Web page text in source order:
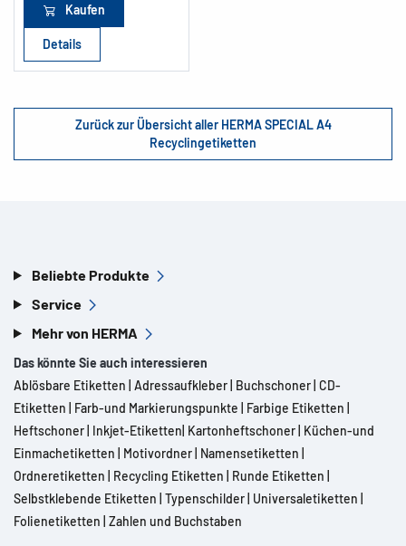
Kaufen
Details
Zurück zur Übersicht aller HERMA SPECIAL A4
Recyclingetiketten
Beliebte Produkte
Service
Mehr von HERMA
Das könnte Sie auch interessieren
Ablösbare Etiketten Adressaufkleber Buchschoner CD-
Etiketten
Farb-und Markierungspunkte Farbige Etiketten
Heftschoner Inkjet-Etiketten Kartonheftschoner Küchen-und
Einmachetiketten
Motivordner Namensetiketten
Ordneretiketten
Recycling Etiketten Runde Etiketten
Selbstklebende Etiketten Typenschilder Universaletiketten
Folienetiketten Zahlen und Buchstaben